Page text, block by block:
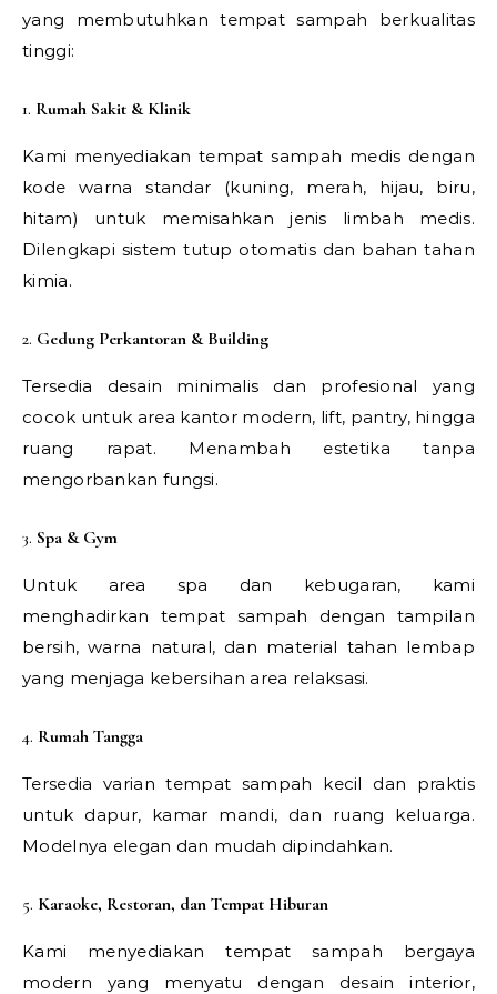
yang membutuhkan tempat sampah berkualitas
tinggi:
1. Rumah Sakit & Klinik
Kami menyediakan tempat sampah medis dengan
kode warna standar (kuning, merah, hijau, biru,
hitam) untuk memisahkan jenis limbah medis.
Dilengkapi sistem tutup otomatis dan bahan tahan
kimia.
2. Gedung Perkantoran & Building
Tersedia desain minimalis dan profesional yang
cocok untuk area kantor modern, lift, pantry, hingga
ruang rapat. Menambah estetika tanpa
mengorbankan fungsi.
3. Spa & Gym
Untuk area spa dan kebugaran, kami
menghadirkan tempat sampah dengan tampilan
bersih, warna natural, dan material tahan lembap
yang menjaga kebersihan area relaksasi.
4. Rumah Tangga
Tersedia varian tempat sampah kecil dan praktis
untuk dapur, kamar mandi, dan ruang keluarga.
Modelnya elegan dan mudah dipindahkan.
5. Karaoke, Restoran, dan Tempat Hiburan
Kami menyediakan tempat sampah bergaya
modern yang menyatu dengan desain interior,